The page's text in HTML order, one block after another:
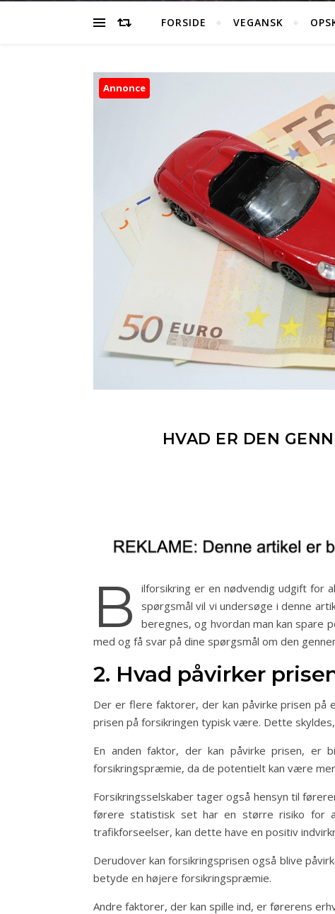
FORSIDE VEGANSK
Annonce
HVAD ER DEN
B
ilforsikring er en nødvendig udgift for
spørgsmål vil vi undersøge i denne
beregnes, og hvordan man kan spare
med og få svar på dine spørgsmål om den
2. Hvad påvirker
Der er flere faktorer, der kan påvirke prisen på
prisen på forsikringen typisk være. Dette
En anden faktor, der kan påvirke prisen, er
forsikringspræmie, da de potentielt kan være
Forsikringsselskaber tager også hensyn til
førere statistisk set har en større risiko for
trafikforseelser, kan dette have en positiv
Derudover kan forsikringsprisen også blive
betyde en højere forsikringspræmie.
Andre faktorer, der kan spille ind, er førerens